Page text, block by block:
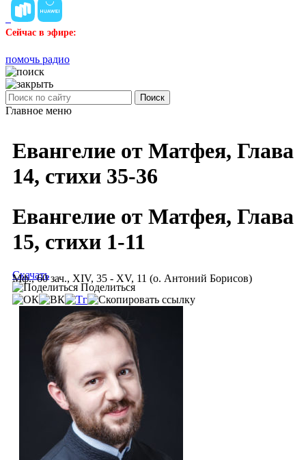
Сейчас в эфире:
помочь радио
Поиск
Главное меню
Евангелие от Матфея, Глава
14, стихи 35-36
Евангелие от Матфея, Глава
15, стихи 1-11
Мф., 60 зач., XIV, 35 - XV, 11 (о. Антоний Борисов)
Скачать
Поделиться